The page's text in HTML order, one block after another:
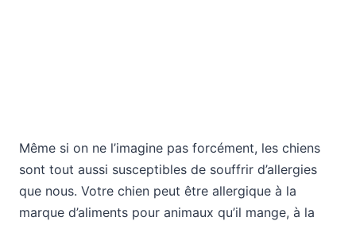
Même si on ne l’imagine pas forcément, les chiens
sont tout aussi susceptibles de souffrir d’allergies
que nous. Votre chien peut être allergique à la
marque d’aliments pour animaux qu’il mange, à la